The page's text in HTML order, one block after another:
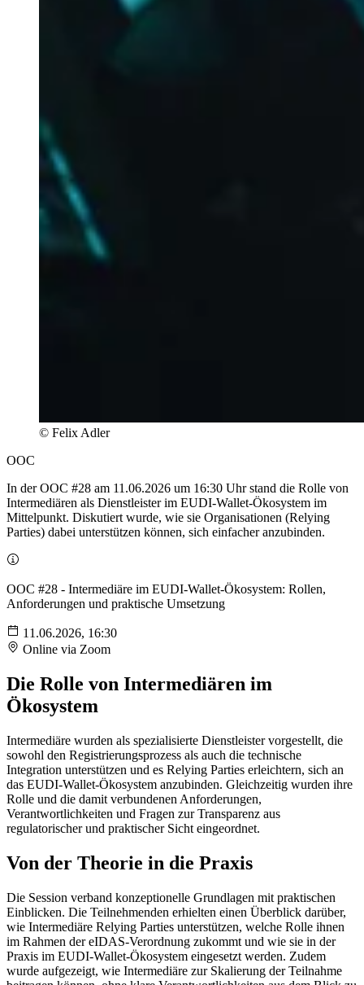
© Felix Adler
OOC
In der OOC #28 am 11.06.2026 um 16:30 Uhr stand die Rolle von
Intermediären als Dienstleister im EUDI‑Wallet‑Ökosystem im
Mittelpunkt. Diskutiert wurde, wie sie Organisationen (Relying
Parties) dabei unterstützen können, sich einfacher anzubinden.
OOC #28 - Intermediäre im EUDI-Wallet-Ökosystem: Rollen,
Anforderungen und praktische Umsetzung
11.06.2026, 16:30
Online via Zoom
Die Rolle von Intermediären im
Ökosystem
Intermediäre wurden als spezialisierte Dienstleister vorgestellt, die
sowohl den Registrierungsprozess als auch die technische
Integration unterstützen und es Relying Parties erleichtern, sich an
das EUDI‑Wallet‑Ökosystem anzubinden. Gleichzeitig wurden ihre
Rolle und die damit verbundenen Anforderungen,
Verantwortlichkeiten und Fragen zur Transparenz aus
regulatorischer und praktischer Sicht eingeordnet.
Von der Theorie in die Praxis
Die Session verband konzeptionelle Grundlagen mit praktischen
Einblicken. Die Teilnehmenden erhielten einen Überblick darüber,
wie Intermediäre Relying Parties unterstützen, welche Rolle ihnen
im Rahmen der eIDAS‑Verordnung zukommt und wie sie in der
Praxis im EUDI‑Wallet‑Ökosystem eingesetzt werden. Zudem
wurde aufgezeigt, wie Intermediäre zur Skalierung der Teilnahme